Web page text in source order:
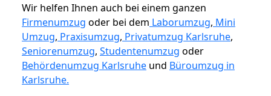
Wir helfen Ihnen auch bei einem ganzen
Firmenumzug oder bei dem Laborumzug, Mini
Umzug, Praxisumzug, Privatumzug Karlsruhe,
Seniorenumzug, Studentenumzug oder
Behördenumzug Karlsruhe und Büroumzug in
Karlsruhe.